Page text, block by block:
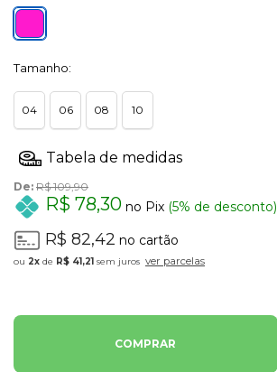
Tamanho:
04 06 08 10
De: R$ 109,90
R$ 78,30 no Pix (5% de desconto)
R$ 82,42 no cartão
2x de R$ 41,21 sem juros ver parcelas
COMPRAR